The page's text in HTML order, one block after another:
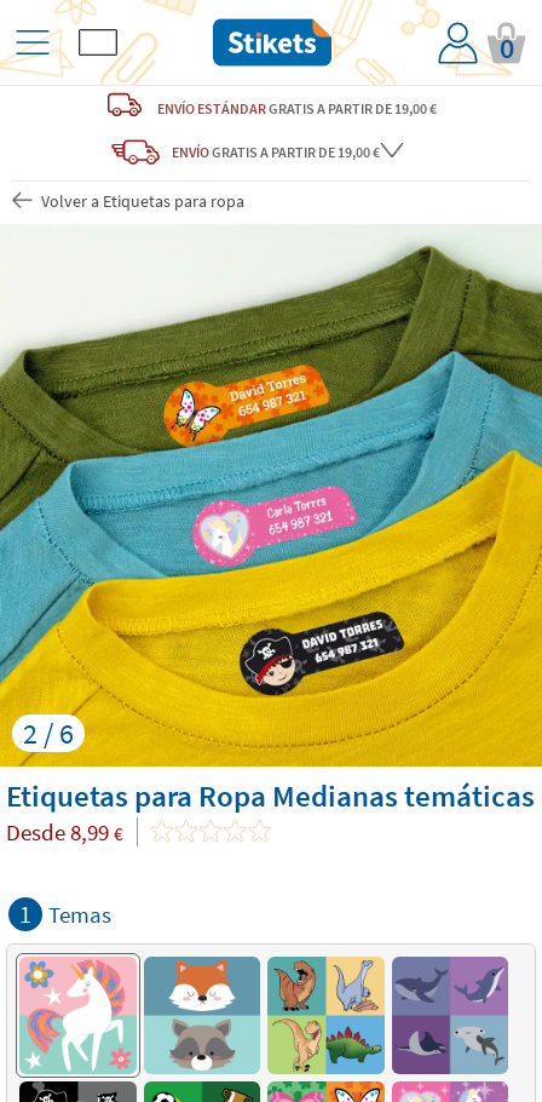
0
ENVÍO ESTÁNDARGRATIS A PARTIR DE 19,00 €
ENVÍOGRATIS A PARTIR DE 19,00 €
Volver a Etiquetas para ropa
2 / 6
Etiquetas para Ropa Medianas temáticas
Desde8,99 €
1 Temas